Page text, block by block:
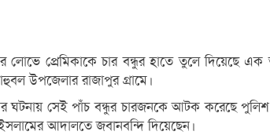
লোভে প্রেমিকাকে চার বন্ধুর হাতে তুলে দিয়েছে
উপজেলার রাজাপুর গ্রামে।
ঘটনায় সেই পাঁচ বন্ধুর চারজনকে আটক করেছে
আদালতে জবানবন্দি দিয়েছেন।